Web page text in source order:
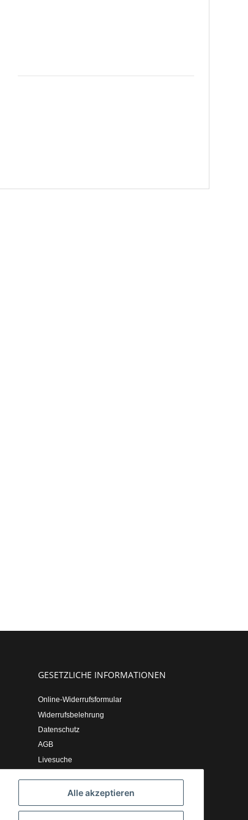
Alle akzeptieren
GESETZLICHE INFORMATIONEN
Online-Widerrufsformular
Widerrufsbelehrung
Datenschutz
AGB
Livesuche
Impressum